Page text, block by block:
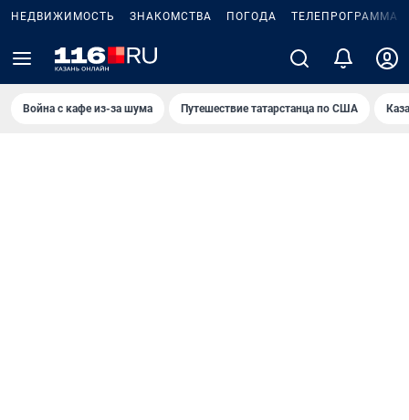
НЕДВИЖИМОСТЬ ЗНАКОМСТВА ПОГОДА ТЕЛЕПРОГРАММА
Война с кафе из-за шума Путешествие татарстанца по США